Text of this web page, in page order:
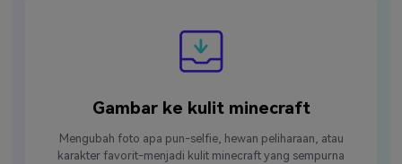
Gambar ke kulit minecraft
Mengubah foto apa pun-selfie, hewan peliharaan, atau
karakter favorit-menjadi kulit minecraft yang sempurna